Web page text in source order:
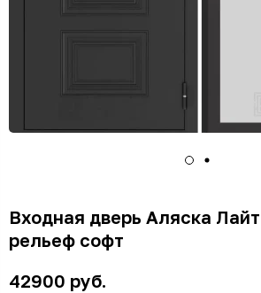
Входная дверь Аляска
рельеф софт
42900 руб.